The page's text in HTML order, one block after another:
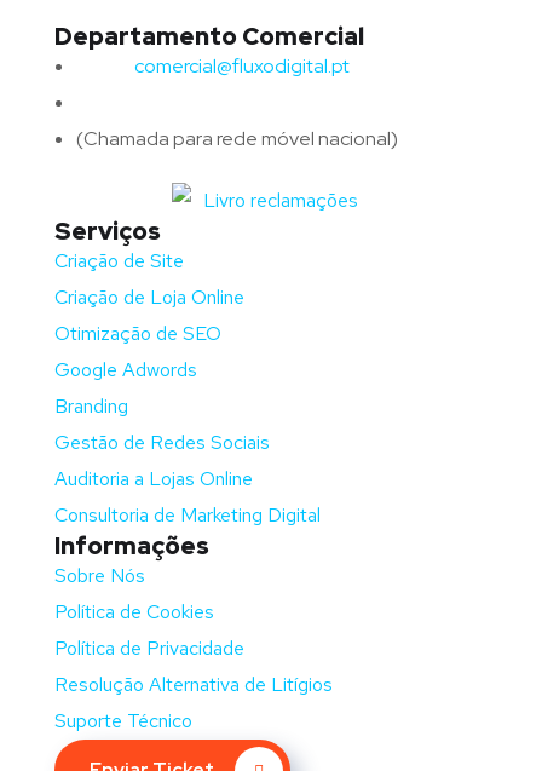
Departamento Comercial
comercial@fluxodigital.pt
(Chamada para rede móvel nacional)
Serviços
Criação de Site
Criação de Loja Online
Otimização de SEO
Google Adwords
Branding
Gestão de Redes Sociais
Auditoria a Lojas Online
Consultoria de Marketing Digital
Informações
Sobre Nós
Política de Cookies
Política de Privacidade
Resolução Alternativa de Litígios
Suporte Técnico